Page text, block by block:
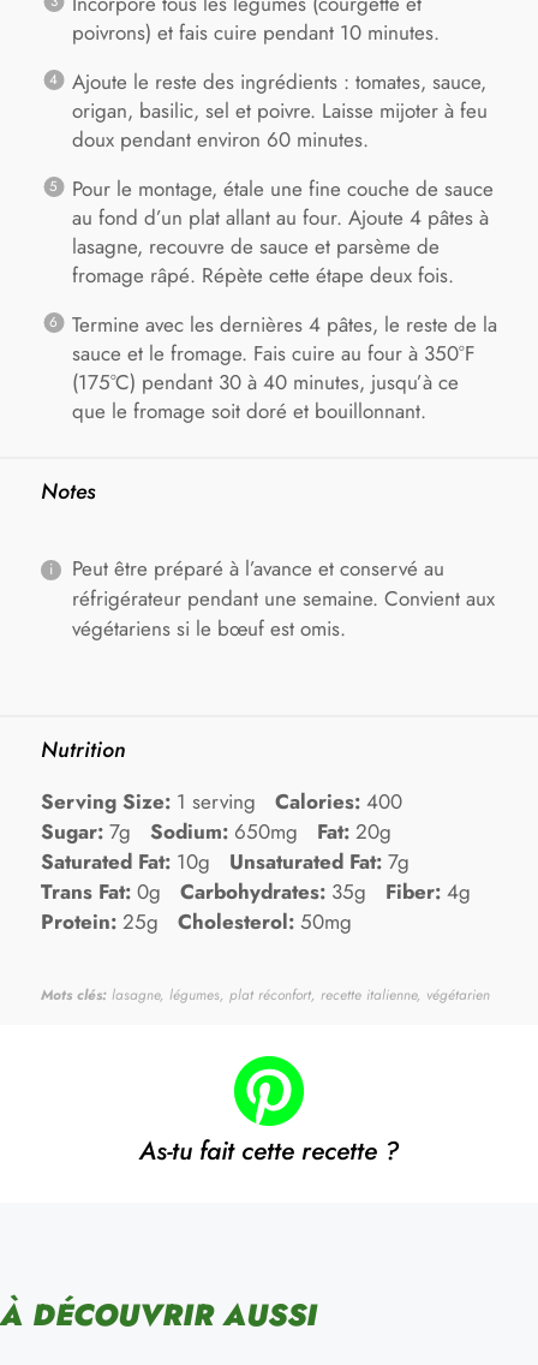
poivrons) et fais cuire pendant 10 minutes.
Ajoute le reste des ingrédients : tomates, sauce,
origan, basilic, sel et poivre. Laisse mijoter à feu
doux pendant environ 60 minutes.
Pour le montage, étale une fine couche de sauce
au fond d’un plat allant au four. Ajoute 4 pâtes à
lasagne, recouvre de sauce et parsème de
fromage râpé. Répète cette étape deux fois.
Termine avec les dernières 4 pâtes, le reste de la
sauce et le fromage. Fais cuire au four à 350°F
(175°C) pendant 30 à 40 minutes, jusqu’à ce
que le fromage soit doré et bouillonnant.
Notes
Peut être préparé à l’avance et conservé au
réfrigérateur pendant une semaine. Convient aux
végétariens si le bœuf est omis.
Nutrition
Serving Size: 1 serving Calories: 400
Sugar: 7g Sodium: 650mg Fat: 20g
Saturated Fat: 10g Unsaturated Fat: 7g
Trans Fat: 0g Carbohydrates: 35g Fiber: 4g
Protein: 25g Cholesterol: 50mg
Mots clés: lasagne, légumes, plat réconfort, recette italienne, végétarien
As-tu fait cette recette ?
À DÉCOUVRIR AUSSI